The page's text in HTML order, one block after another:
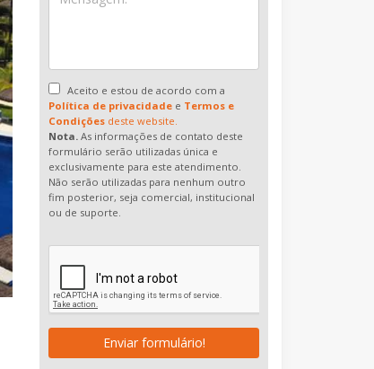
Aceito e estou de acordo com a
Política de privacidade e Termos e
Condições deste website.
Nota. As informações de contato deste
formulário serão utilizadas única e
exclusivamente para este atendimento.
Não serão utilizadas para nenhum outro
fim posterior, seja comercial, institucional
ou de suporte.
Enviar formulário!